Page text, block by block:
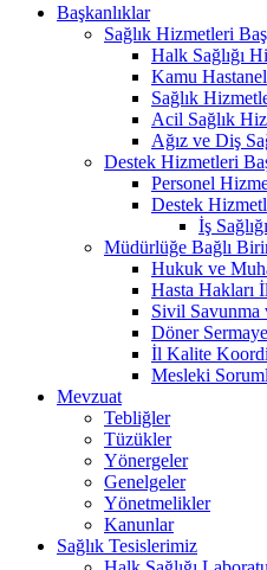
Başkanlıklar
Sağlık Hizmetleri
Halk Sağlığı
Kamu
Sağlık
Acil Sağlık
Ağız ve Diş
Destek Hizmetleri
Personel
Destek
İş
Müdürlüğe Bağlı
Hukuk ve
Hasta Hakları
Sivil
Döner
İl Kalite
Mesleki
Mevzuat
Tebliğler
Tüzükler
Yönergeler
Genelgeler
Yönetmelikler
Kanunlar
Sağlık Tesislerimiz